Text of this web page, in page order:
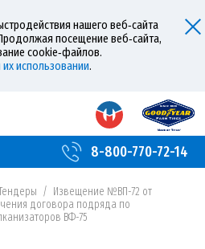
нашего веб‑сайта
посещение веб‑сайта,
cookie‑файлов.
использовании.
8-800-770-72-14
/ Извещение №ВП-72 от
договора подряда по
ВФ-75